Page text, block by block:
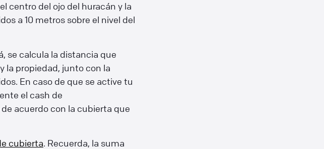
centro del ojo del huracán y la
a 10 metros sobre el nivel del
se calcula la distancia que
la propiedad, junto con la
En caso de que se active tu
el cash de
acuerdo con la cubierta que
cubierta. Recuerda, la suma